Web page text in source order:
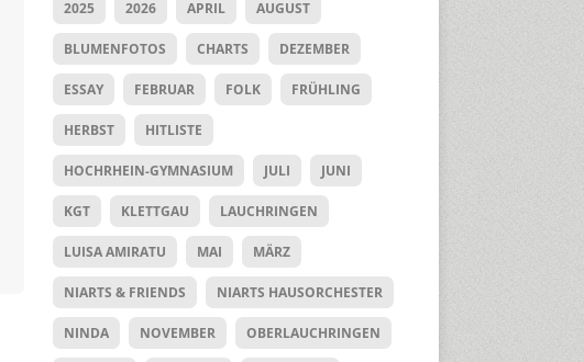
2025 2026 APRIL AUGUST
BLUMENFOTOS CHARTS DEZEMBER
ESSAY FEBRUAR FOLK FRÜHLING
HERBST HITLISTE
HOCHRHEIN-GYMNASIUM JULI JUNI
KGT KLETTGAU LAUCHRINGEN
LUISA AMIRATU MAI MÄRZ
NIARTS & FRIENDS NIARTS HAUSORCHESTER
NINDA NOVEMBER OBERLAUCHRINGEN